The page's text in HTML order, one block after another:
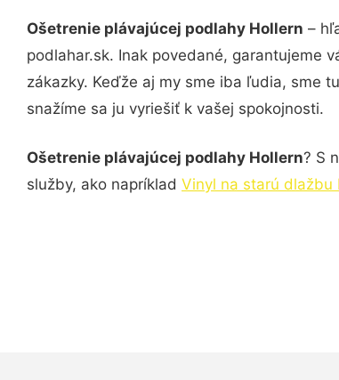
Ošetrenie plávajúcej podlahy Hollern –
podlahar.sk. Inak povedané, garantujeme
zákazky. Keďže aj my sme iba ľudia, sme
snažíme sa ju vyriešiť k vašej spokojnosti.
Ošetrenie plávajúcej podlahy Hollern? S
služby, ako napríklad Vinyl na starú dlažbu